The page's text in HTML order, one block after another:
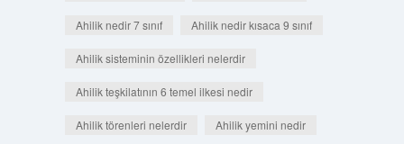
Ahilik nedir 7 sınıf Ahilik nedir kısaca 9 sınıf
Ahilik sisteminin özellikleri nelerdir
Ahilik teşkilatının 6 temel ilkesi nedir
Ahilik törenleri nelerdir Ahilik yemini nedir